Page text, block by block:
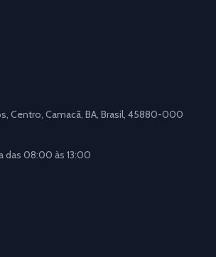
Centro, Camacã, BA, Brasil, 45880-000
das 08:00 às 13:00